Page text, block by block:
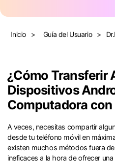
Protección del Móvil
Encuentra Más Soluciones
Inicio > Guía del Usuario >
󠀰¿Cómo Transferir
Dispositivos
Computadora con
󠀰A veces, necesitas compartir
desde tu teléfono móvil en
existen muchos métodos fuera
ineficaces a la hora de ofrecer